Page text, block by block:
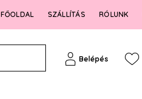
FŐOLDAL SZÁLLÍTÁS RÓLUNK
Belépés